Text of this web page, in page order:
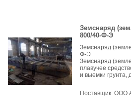
Земснаряд
800/40-Ф-Э
Земснаряд
Ф-Э
Земснаряд
плавучее
и выемки грунта,
Поставщик:ООО